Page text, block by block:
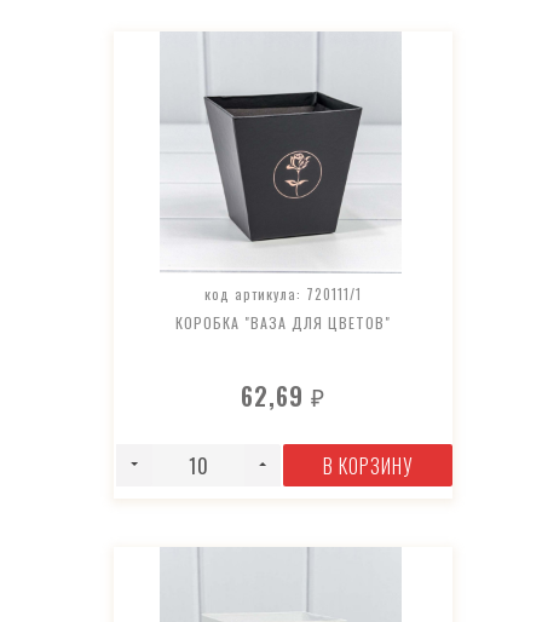
код артикула: 720111/1
КОРОБКА "ВАЗА ДЛЯ ЦВЕТОВ"
62,69₽
В КОРЗИНУ